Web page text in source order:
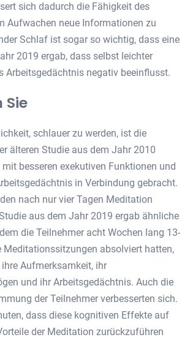
sich dadurch die Fähigkeit des
Aufwachen neue Informationen zu
Schlaf ist sogar so wichtig, dass eine
2019 ergab, dass selbst leichter
Arbeitsgedächtnis negativ beeinflusst.
Sie
schlauer zu werden, ist die
älteren Studie aus dem Jahr 2010
besseren exekutiven Funktionen und
in Verbindung gebracht.
nach nur vier Tagen Meditation
aus dem Jahr 2019 ergab ähnliche
die Teilnehmer acht Wochen lang 13-
Meditationssitzungen absolviert hatten,
Aufmerksamkeit, ihr
und ihr Arbeitsgedächtnis. Auch die
der Teilnehmer verbesserten sich.
dass diese kognitiven Effekte auf
der Meditation zurückzuführen